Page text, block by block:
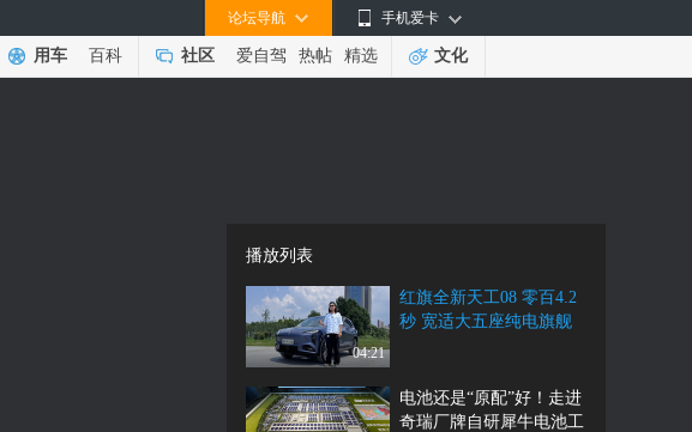
手机爱卡
论坛导航
用车 百科 社区 爱自驾 热帖 精选 文化
播放列表
04:21
红旗全新天工08 零百4.2
秒 宽适大五座纯电旗舰
电池还是“原配”好！走进
奇瑞厂牌自研犀牛电池工